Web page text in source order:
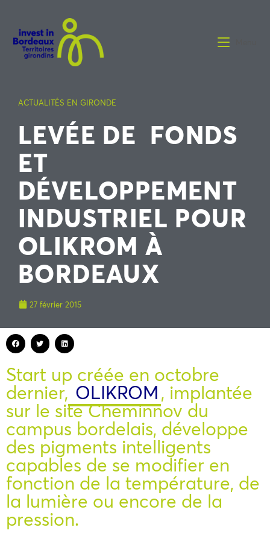
ACTUALITÉS EN GIRONDE
LEVÉE DE FONDS
ET
DÉVELOPPEMENT
INDUSTRIEL POUR
OLIKROM À
BORDEAUX
27 février 2015
Start up créée en octobre
dernier, OLIKROM, implantée
sur le site Cheminnov du
campus bordelais, développe
des pigments intelligents
capables de se modifier en
fonction de la température, de
la lumière ou encore de la
pression.